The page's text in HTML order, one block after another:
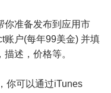
准备发布到应用市
账户(每年99美金) 并填
述，价格等。
可以通过iTunes